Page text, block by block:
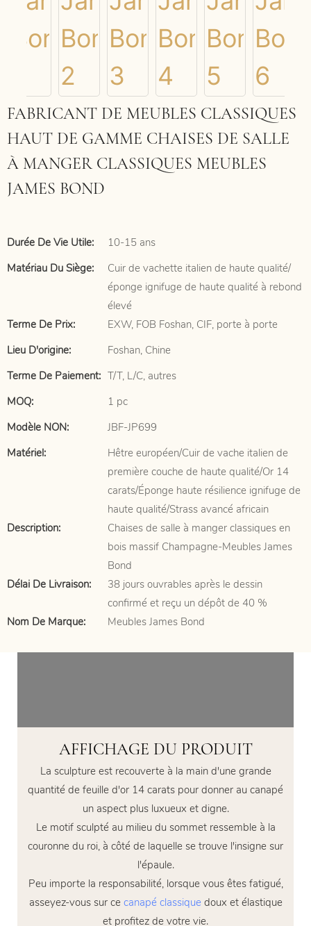
FABRICANT DE MEUBLES CLASSIQUES
HAUT DE GAMME CHAISES DE SALLE
À MANGER CLASSIQUES MEUBLES
JAMES BOND
Durée De Vie Utile:
10-15 ans
Matériau Du Siège:
Cuir de vachette italien de haute qualité/
éponge ignifuge de haute qualité à rebond
élevé
Terme De Prix:
EXW, FOB Foshan, CIF, porte à porte
Lieu D'origine:
Foshan, Chine
Terme De Paiement: T/T, L/C, autres
MOQ:
1 pc
Modèle NON:
JBF-JP699
Matériel:
Hêtre européen/Cuir de vache italien de
première couche de haute qualité/Or 14
carats/Éponge haute résilience ignifuge de
haute qualité/Strass avancé africain
Description:
Chaises de salle à manger classiques en
bois massif Champagne-Meubles James
Bond
Délai De Livraison:
38 jours ouvrables après le dessin
confirmé et reçu un dépôt de 40 %
Nom De Marque:
Meubles James Bond
AFFICHAGE DU PRODUIT
La sculpture est recouverte à la main d'une grande
quantité de feuille d'or 14 carats pour donner au canapé
un aspect plus luxueux et digne.
Le motif sculpté au milieu du sommet ressemble à la
couronne du roi, à côté de laquelle se trouve l'insigne sur
l'épaule.
Peu importe la responsabilité, lorsque vous êtes fatigué,
asseyez-vous sur ce canapé classique doux et élastique
et profitez de votre vie.